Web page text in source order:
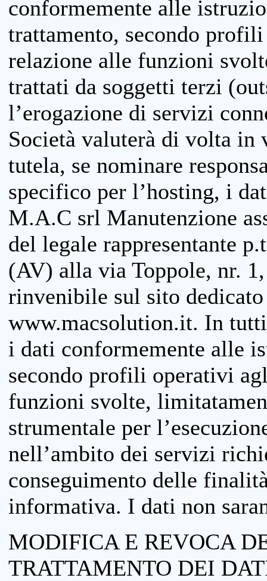
conformemente alle
trattamento, secondo
relazione alle funzioni
trattati da soggetti terzi
l’erogazione di servizi
Società valuterà di volta in
tutela, se nominare
specifico per l’hosting, i
M.A.C srl Manutenzione
del legale rappresentante
(AV) alla via Toppole, nr.
rinvenibile sul sito
www.macsolution.it. In
i dati conformemente alle
secondo profili operativi
funzioni svolte,
strumentale per
nell’ambito dei servizi
conseguimento delle
informativa. I dati non
MODIFICA E REVOCA
TRATTAMENTO DEI